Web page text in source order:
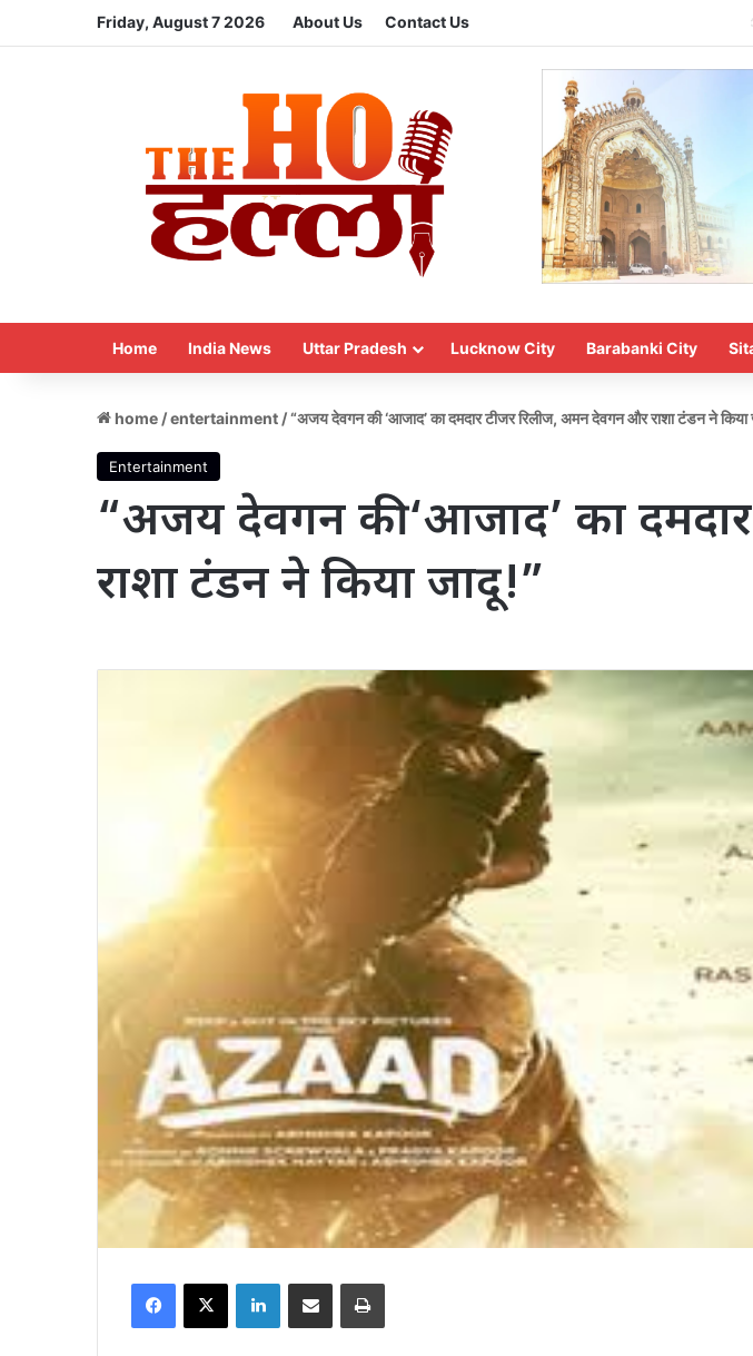
Friday, August 7 2026 About Us Contact Us
Home India News Uttar Pradesh Lucknow City Barabanki City
home /entertainment /“अजय देवगन की ‘आजाद’ का दमदार टीजर रिलीज, अमन देवगन और राशा टंडन ने किया
Entertainment
“अजय देवगन की ‘आजाद’ का
राशा टंडन ने किया जादू!”
Facebook
X LinkedInShare via Email Print